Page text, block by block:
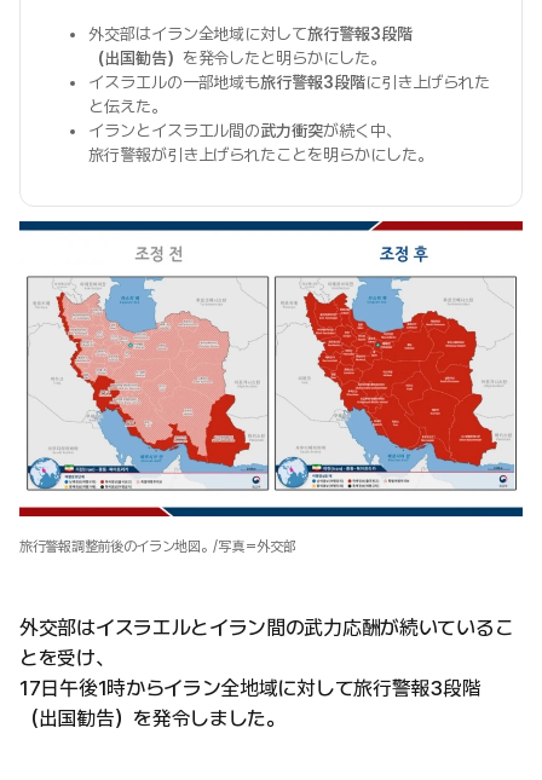
外交部はイラン全地域に対して旅行警報3段階
（出国勧告） を発令したと明らかにした。
イスラエルの一部地域も旅行警報3段階に引き上げられた
と伝えた。
イランとイスラエル間の武力衝突が続く中、
旅行警報が引き上げられたことを明らかにした。
旅行警報調整前後のイラン地図。/写真＝外交部
外交部はイスラエルとイラン間の武力応酬が続いているこ
とを受け、
17日午後1時からイラン全地域に対して旅行警報3段階
（出国勧告）を発令しました。